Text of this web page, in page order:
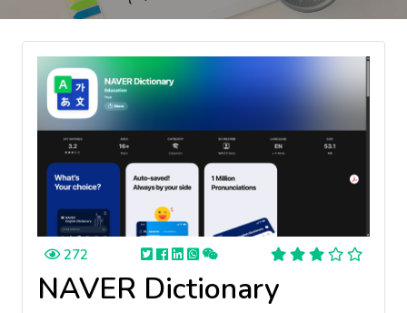
272
NAVER Dictionary